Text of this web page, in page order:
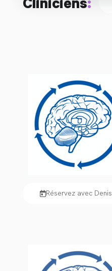
Réservez avec